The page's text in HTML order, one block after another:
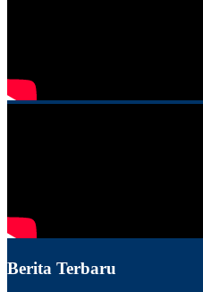
Berita Terbaru